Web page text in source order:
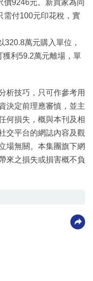
9246元。新買家為同
需付100元印花稅，實
萬元購入單位，
利59.2萬元離場，單
析技巧，只可作參考用
決定前理應審慎，並主
何損失，概與本刊及相
交平台的網誌內容及觀
場無關。本集團旗下網
來之損失或損害概不負